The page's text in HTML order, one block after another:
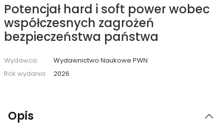
Potencjał hard i soft power wobec
współczesnych zagrożeń
bezpieczeństwa państwa
Wydawca:
Wydawnictwo Naukowe PWN
Rok wydania:
2026
Opis